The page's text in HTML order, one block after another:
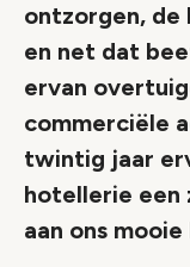
ontzorgen,
en net dat
ervan
commerciële
twintig jaar
hotellerie een
aan ons